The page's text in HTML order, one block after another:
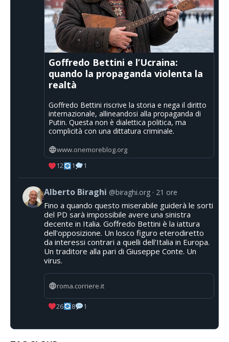
Goffredo Bettini e l’Ucraina:
quando la propaganda violenta la
realtà
Goffredo Bettini riscrive la storia e nega il diritto
internazionale, allineandosi alla propaganda di
Putin. Questa non è dialettica politica, ma
complicità con una dittatura criminale.
www.onemoreblog.org
12
1 1
Alberto Biraghi @biraghi.org 21 ore
Fino a quando questo miserabile guiderà le sorti
del PD sarà impossibile avere una sinistra
decente in Italia. Goffredo Bettini è la iattura
dell'opposizione. Un losco figuro eterodiretto
da interessi contrari a quelli dell'Italia in Europa.
Un traditore alla pari di Giuseppe Conte. Un
virus.
roma.corriere.it
26 8 1